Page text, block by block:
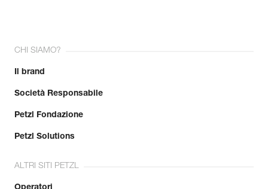
CHI SIAMO?
Il brand
Società Responsabile
Petzl Fondazione
Petzl Solutions
ALTRI SITI PETZL